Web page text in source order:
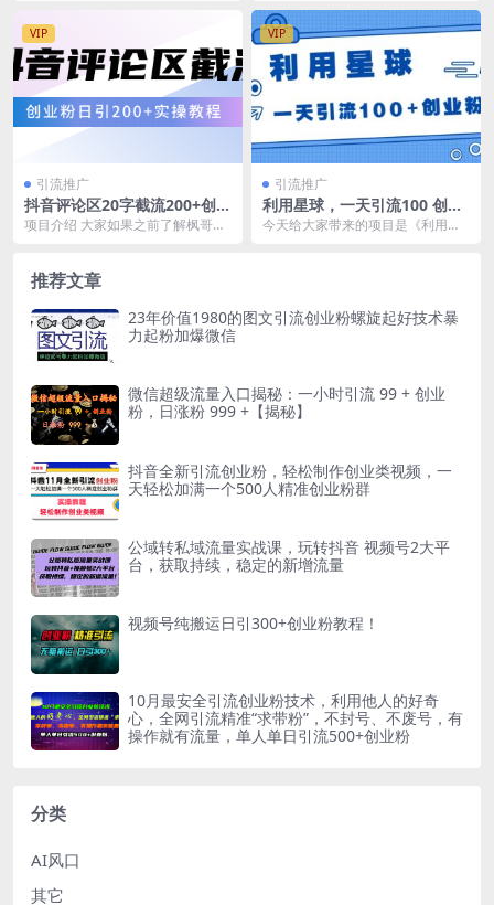
的私域流量
说流量重要呢？因为...
VIP
引流推广
抖音评论区20字截流200+创业
粉，日变现四位数实操教程
项目介绍 大家如果之前了解枫哥的
VIP
引流推广
利用星球，一天引流100 创业
粉
今天给大家带来的项目是《利用星
推荐文章
23年价值1980的图文引流创业粉螺旋起好技术暴
力起粉加爆微信
微信超级流量入口揭秘：一小时引流 99 + 创业
粉，日涨粉 999 +【揭秘】
抖音全新引流创业粉，轻松制作创业类视频，一
天轻松加满一个500人精准创业粉群
公域转私域流量实战课，玩转抖音 视频号2大平
台，获取持续，稳定的新增流量
视频号纯搬运日引300+创业粉教程！
10月最安全引流创业粉技术，利用他人的好奇
心，全网引流精准“求带粉”，不封号、不废号，有
操作就有流量，单人单日引流500+创业粉
分类
AI风口
其它